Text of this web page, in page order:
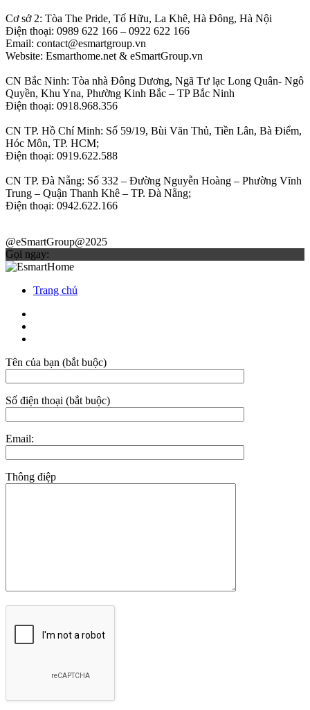
Cơ sở 2: Tòa The Pride, Tố Hữu, La Khê, Hà Đông, Hà Nội
Điện thoại: 0989 622 166 – 0922 622 166
Email: contact@esmartgroup.vn
Website: Esmarthome.net & eSmartGroup.vn
CN Bắc Ninh: Tòa nhà Đông Dương, Ngã Tư lạc Long Quân- Ngô
Quyền, Khu Yna, Phường Kinh Bắc – TP Bắc Ninh
Điện thoại: 0918.968.356
CN TP. Hồ Chí Minh: Số 59/19, Bùi Văn Thủ, Tiền Lân, Bà Điểm,
Hóc Môn, TP. HCM;
Điện thoại: 0919.622.588
CN TP. Đà Nẵng: Số 332 – Đường Nguyễn Hoàng – Phường Vĩnh
Trung – Quận Thanh Khê – TP. Đà Nẵng;
Điện thoại: 0942.622.166
@eSmartGroup@2025
Gọi ngay:
Trang chủ
Tên của bạn (bắt buộc)
Số điện thoại (bắt buộc)
Email:
Thông điệp